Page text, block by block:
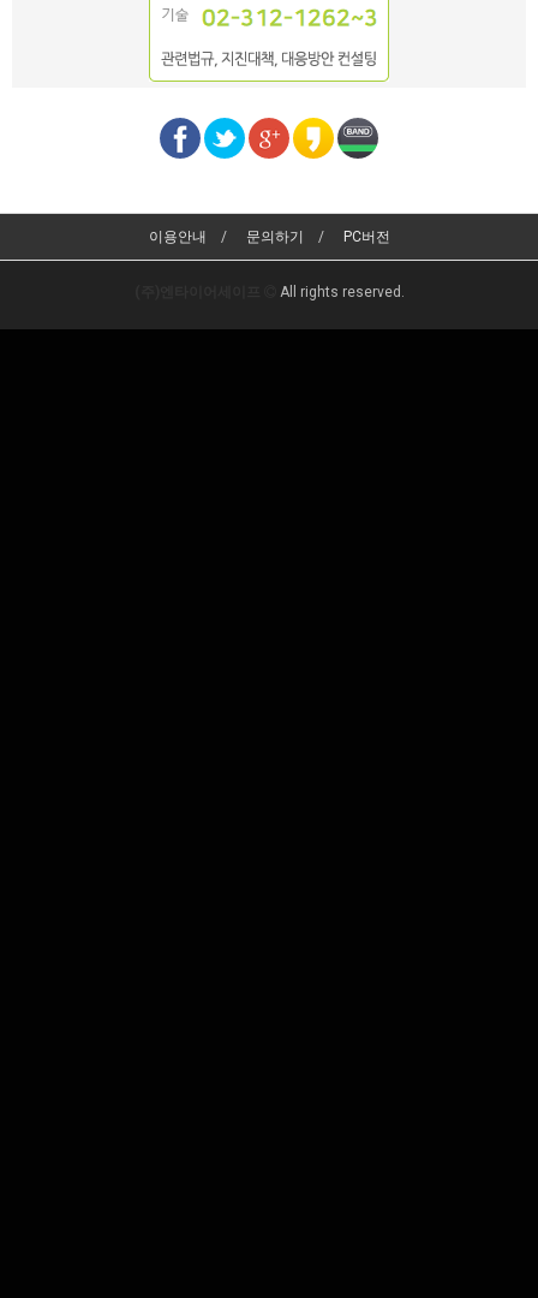
이용안내 문의하기 PC버전
All rights reserved.